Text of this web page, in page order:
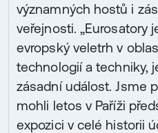
významných hostů i
veřejnosti. „Eurosatory
evropský veletrh v
technologií a techniky,
zásadní událost. Jsme
mohli letos v Paříži
expozici v celé historii